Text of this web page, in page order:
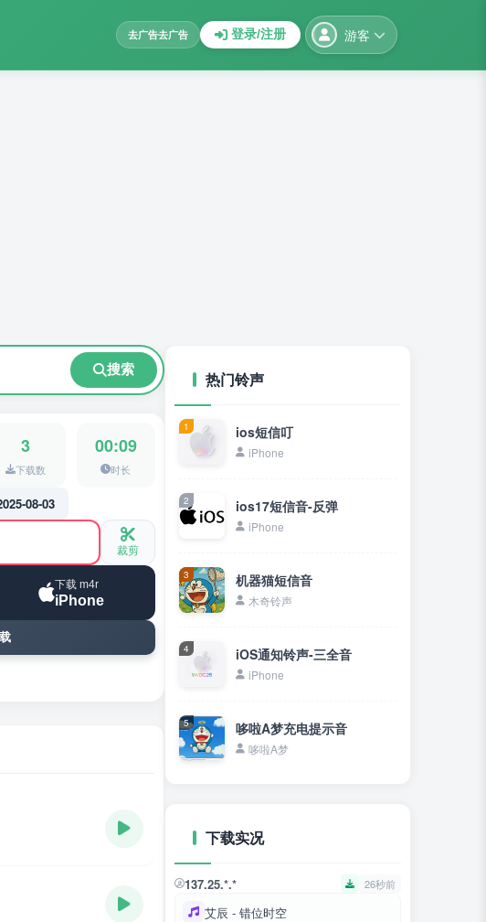
去广告去广告 登录/注册 游客
搜索
3
下载数
00:09
时长
08-03
裁剪
下载 m4r
iPhone
热门铃声
1 ios短信叮
iPhone
2 ios17短信音-反弹
iPhone
3 机器猫短信音
木奇铃声
4 iOS通知铃声-三全音
iPhone
5 哆啦A梦充电提示音
哆啦A梦
下载实况
137.25.*.* 26秒前
艾辰 - 错位时空